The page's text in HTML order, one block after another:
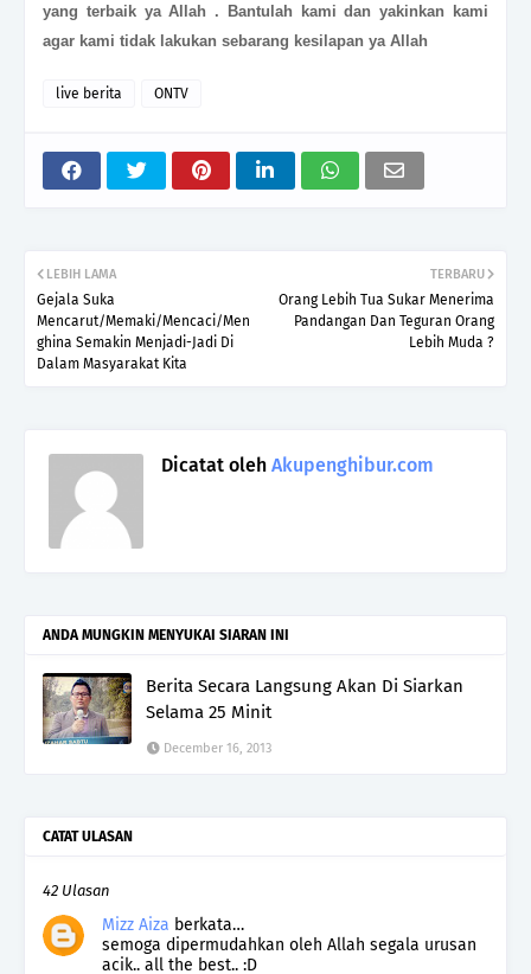
yang terbaik ya Allah . Bantulah kami dan yakinkan kami
agar kami tidak lakukan sebarang kesilapan ya Allah
live berita ONTV
TERBARU
Orang Lebih Tua Sukar Menerima
Pandangan Dan Teguran Orang
Lebih Muda ?
LEBIH LAMA
Gejala Suka
Mencarut/Memaki/Mencaci/Men
ghina Semakin Menjadi-Jadi Di
Dalam Masyarakat Kita
Dicatat oleh Akupenghibur.com
ANDA MUNGKIN MENYUKAI SIARAN INI
Berita Secara Langsung Akan Di Siarkan
Selama 25 Minit
December 16, 2013
CATAT ULASAN
42 Ulasan
Mizz Aiza berkata…
semoga dipermudahkan oleh Allah segala urusan
acik.. all the best.. :D